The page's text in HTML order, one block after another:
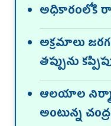
అధికారంలోకి
అక్రమాలు
తప్పును
ఆలయాల
అంటున్న